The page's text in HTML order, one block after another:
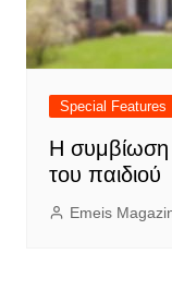
Special Features
Η συμβίωση
του παιδιού
Emeis